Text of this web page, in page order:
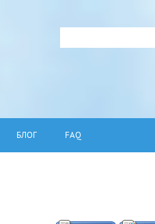
БЛОГ FAQ